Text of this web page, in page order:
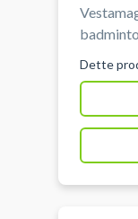
medbringe
Dette